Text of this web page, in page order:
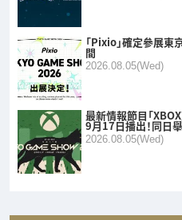
「Pixio」確定參展
間
2026.08.05(Wed)
最新情報節目「
9月17日播出！同日
2026.08.05(Wed)